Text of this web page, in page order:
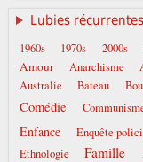
Lubies récurrentes
1960s 1970s 2000s
Amour Anarchisme
Australie
Bateau
Comédie
Enfance Enquête
Ethnologie Famille